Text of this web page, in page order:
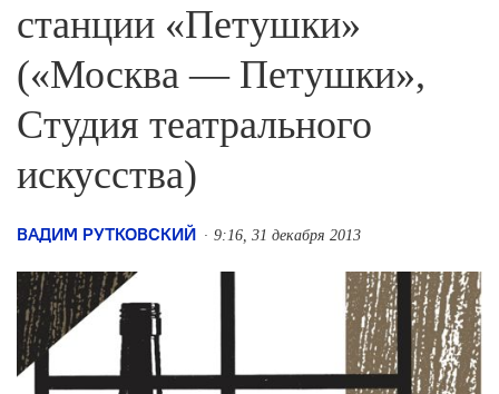
станции «Петушки»
(«Москва — Петушки»,
Студия театрального
искусства)
ВАДИМ РУТКОВСКИЙ 9:16, 31 декабря 2013